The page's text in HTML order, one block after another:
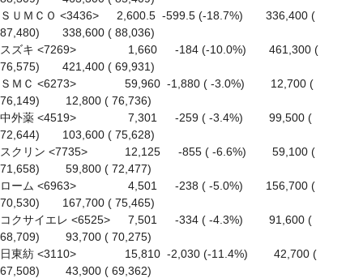
ＳＵＭＣＯ <3436> 　 2,600.5  -599.5 (-18.7%)　　336,400 (
87,480)　　338,600 ( 88,036)
スズキ <7269> 　　　　 1,660 　 -184 (-10.0%)　　461,300 (
76,575)　　421,400 ( 69,931)
ＳＭＣ <6273> 　　　　59,960  -1,880 ( -3.0%)　　 12,700 (
76,149)　　 12,800 ( 76,736)
中外薬 <4519> 　　　　 7,301 　 -259 ( -3.4%)　　 99,500 (
72,644)　　103,600 ( 75,628)
スクリン <7735> 　　　12,125 　 -855 ( -6.6%)　　 59,100 (
71,658)　　 59,800 ( 72,477)
ローム <6963> 　　　　 4,501 　 -238 ( -5.0%)　　156,700 (
70,530)　　167,700 ( 75,465)
コクサイエレ <6525> 　 7,501 　 -334 ( -4.3%)　　 91,600 (
68,709)　　 93,700 ( 70,275)
日東紡 <3110> 　　　　15,810  -2,030 (-11.4%)　　 42,700 (
67,508)　　 43,900 ( 69,362)